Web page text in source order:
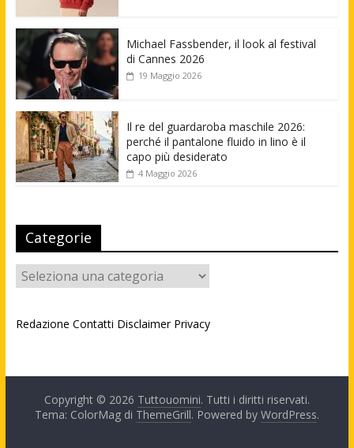
Michael Fassbender, il look al festival
di Cannes 2026
19 Maggio 2026
Il re del guardaroba maschile 2026:
perché il pantalone fluido in lino è il
capo più desiderato
4 Maggio 2026
Categorie
Categorie
Redazione Contatti Disclaimer Privacy
Copyright © 2026 Tuttouomini. Tutti i diritti riservati.
Tema: ColorMag di ThemeGrill. Powered by WordPress.